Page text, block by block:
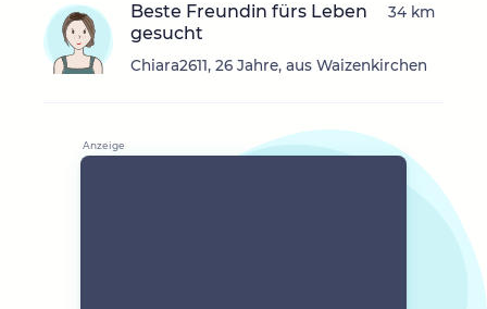
Beste Freundin fürs Leben
gesucht
Chiara2611, 26 Jahre, aus Waizenkirchen
34 km